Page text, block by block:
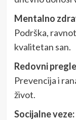
Mentalno
Podrška,
kvalitetan san.
Redovni
Prevencija i
život.
Socijalne veze: